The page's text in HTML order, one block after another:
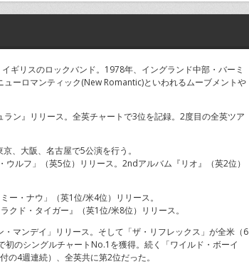
ギリスのロックバンド。1978年、イングランド中部・バーミ
ーロマンティック(New Romantic)といわれるムーブメントや
ン』リリース。全英チャートで3位を記録。2度目の全英ツア
、大阪、名古屋で5公演を行う。
ルフ」（英5位）リリース。2ndアルバム『リオ』（英2位）
ー・ナウ」（英1位/米4位）リリース。
ド・タイガー』（英1位/米8位）リリース。
マンデイ」リリース。そして「ザ・リフレックス」が全米（6
のシングルチャートNo.1を獲得。続く「ワイルド・ボーイ
4週連続）、全英共に第2位だった。